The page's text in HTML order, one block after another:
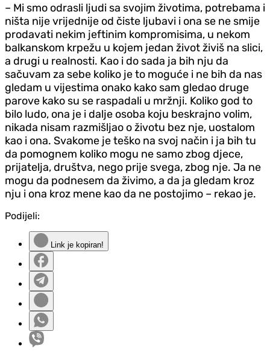
– Mi smo odrasli ljudi sa svojim životima, potrebama i
ništa nije vrijednije od čiste ljubavi i ona se ne smije
prodavati nekim jeftinim kompromisima, u nekom
balkanskom krpežu u kojem jedan život živiš na slici,
a drugi u realnosti. Kao i do sada ja bih nju da
sačuvam za sebe koliko je to moguće i ne bih da nas
gledam u vijestima onako kako sam gledao druge
parove kako su se raspadali u mržnji. Koliko god to
bilo ludo, ona je i dalje osoba koju beskrajno volim,
nikada nisam razmišljao o životu bez nje, uostalom
kao i ona. Svakome je teško na svoj način i ja bih tu
da pomognem koliko mogu ne samo zbog d‌jece,
prijatelja, društva, nego prije svega, zbog nje. Ja ne
mogu da podnesem da živimo, a da ja gledam kroz
nju i ona kroz mene kao da ne postojimo – rekao je.
Podijeli:
Link je kopiran!